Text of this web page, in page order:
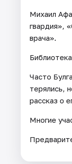
Михаил
гвардия»,
врача».
Часто
терялись,
рассказ о
Многие